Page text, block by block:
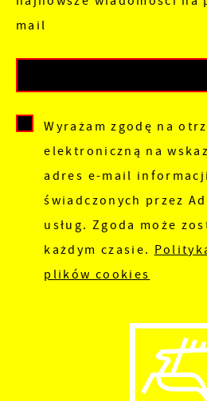
mail
Wyrażam zgodę na
elektroniczną na
adres e-mail
świadczonych przez
usług. Zgoda może
każdym czasie.
plików cookies